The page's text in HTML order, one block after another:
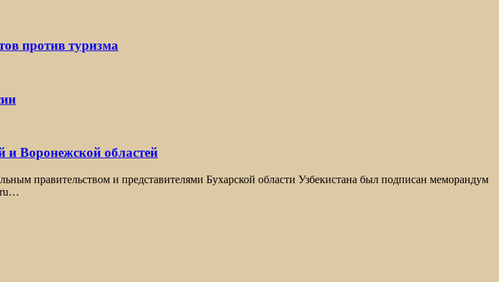
против туризма
и Воронежской областей
правительством и представителями Бухарской области Узбекистана был подписан меморандум